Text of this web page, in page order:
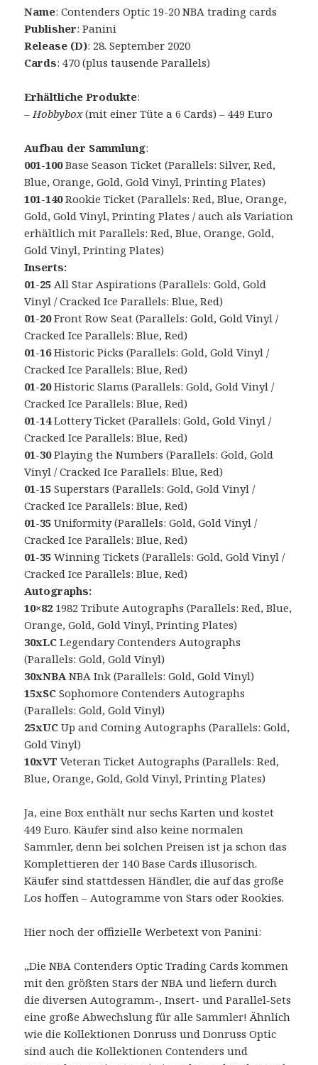
Name: Contenders Optic 19-20 NBA trading cards
Publisher: Panini
Release (D): 28. September 2020
Cards: 470 (plus tausende Parallels)
Erhältliche Produkte:
– Hobbybox(mit einer Tüte a 6 Cards) – 449 Euro
Aufbau der Sammlung:
001-100Base Season Ticket (Parallels: Silver, Red,
Blue, Orange, Gold, Gold Vinyl, Printing Plates)
101-140Rookie Ticket (Parallels: Red, Blue, Orange,
Gold, Gold Vinyl, Printing Plates / auch als Variation
erhältlich mit Parallels: Red, Blue, Orange, Gold,
Gold Vinyl, Printing Plates)
Inserts:
01-25 All Star Aspirations (Parallels: Gold, Gold
Vinyl / Cracked Ice Parallels: Blue, Red)
01-20Front Row Seat (Parallels: Gold, Gold Vinyl /
Cracked Ice Parallels: Blue, Red)
01-16Historic Picks (Parallels: Gold, Gold Vinyl /
Cracked Ice Parallels: Blue, Red)
01-20Historic Slams (Parallels: Gold, Gold Vinyl /
Cracked Ice Parallels: Blue, Red)
01-14Lottery Ticket (Parallels: Gold, Gold Vinyl /
Cracked Ice Parallels: Blue, Red)
01-30Playing the Numbers (Parallels: Gold, Gold
Vinyl / Cracked Ice Parallels: Blue, Red)
01-15 Superstars (Parallels: Gold, Gold Vinyl /
Cracked Ice Parallels: Blue, Red)
01-35 Uniformity (Parallels: Gold, Gold Vinyl /
Cracked Ice Parallels: Blue, Red)
01-35 Winning Tickets (Parallels: Gold, Gold Vinyl /
Cracked Ice Parallels: Blue, Red)
Autographs:
10×82 1982 Tribute Autographs (Parallels: Red, Blue,
Orange, Gold, Gold Vinyl, Printing Plates)
30xLC Legendary Contenders Autographs
(Parallels: Gold, Gold Vinyl)
30xNBA NBA Ink (Parallels: Gold, Gold Vinyl)
15xSC Sophomore Contenders Autographs
(Parallels: Gold, Gold Vinyl)
25xUC Up and Coming Autographs (Parallels: Gold,
Gold Vinyl)
10xVT Veteran Ticket Autographs (Parallels: Red,
Blue, Orange, Gold, Gold Vinyl, Printing Plates)
Ja, eine Box enthält nur sechs Karten und kostet
449 Euro. Käufer sind also keine normalen
Sammler, denn bei solchen Preisen ist ja schon das
Komplettieren der 140 Base Cards illusorisch.
Käufer sind stattdessen Händler, die auf das große
Los hoffen – Autogramme von Stars oder Rookies.
Hier noch der offizielle Werbetext von Panini:
„Die NBA Contenders Optic Trading Cards kommen
mit den größten Stars der NBA und liefern durch
die diversen Autogramm-, Insert- und Parallel-Sets
eine große Abwechslung für alle Sammler! Ähnlich
wie die Kollektionen Donruss und Donruss Optic
sind auch die Kollektionen Contenders und